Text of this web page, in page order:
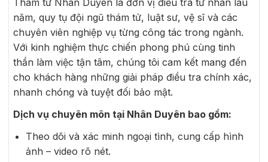
năm, quy tụ đội ngũ thám tử, luật sư, vệ sĩ và các
chuyên viên nghiệp vụ từng công tác trong ngành.
Với kinh nghiệm thực chiến phong phú cùng tinh
thần làm việc tận tâm, chúng tôi cam kết mang đến
cho khách hàng những giải pháp điều tra chính xác,
nhanh chóng và tuyệt đối bảo mật.
Dịch vụ chuyên môn tại Nhân Duyên bao gồm:
Theo dõi và xác minh ngoại tình, cung cấp hình
ảnh – video rõ nét.